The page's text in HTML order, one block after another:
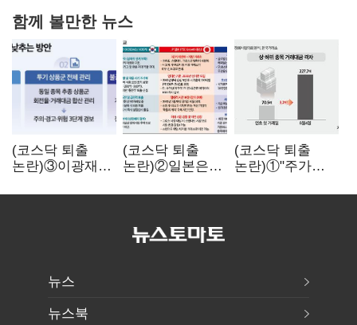
함께 볼만한 뉴스
(코스닥 퇴출
논란)③이광재
자동차 없애지는
(코스닥 퇴출
논란)②일본은
기다려주는데
퇴출?…
시간만으론
(코스닥 퇴출
논란)①"주가
옥토 태운다"…
뉴스
뉴스북